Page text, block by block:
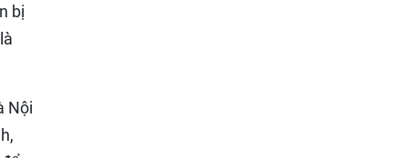
bị
Nội